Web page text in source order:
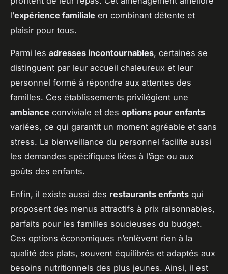
l’expérience familiale en combinant détente et
plaisir pour tous.
Parmi les adresses incontournables, certaines se
distinguent par leur accueil chaleureux et leur
personnel formé à répondre aux attentes des
familles. Ces établissements privilégient une
ambiance conviviale et des options pour enfants
variées, ce qui garantit un moment agréable et sans
stress. La bienveillance du personnel facilite aussi
les demandes spécifiques liées à l’âge ou aux
goûts des enfants.
Enfin, il existe aussi des restaurants enfants qui
proposent des menus attractifs à prix raisonnables,
parfaits pour les familles soucieuses du budget.
Ces options économiques n’enlèvent rien à la
qualité des plats, souvent équilibrés et adaptés aux
besoins nutritionnels des plus jeunes. Ainsi, il est